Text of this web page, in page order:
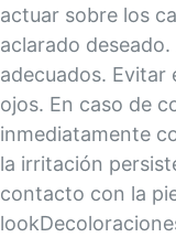
actuar sobre los
aclarado
adecuados.
ojos. En caso de
inmediatamente
la irritación
contacto con la